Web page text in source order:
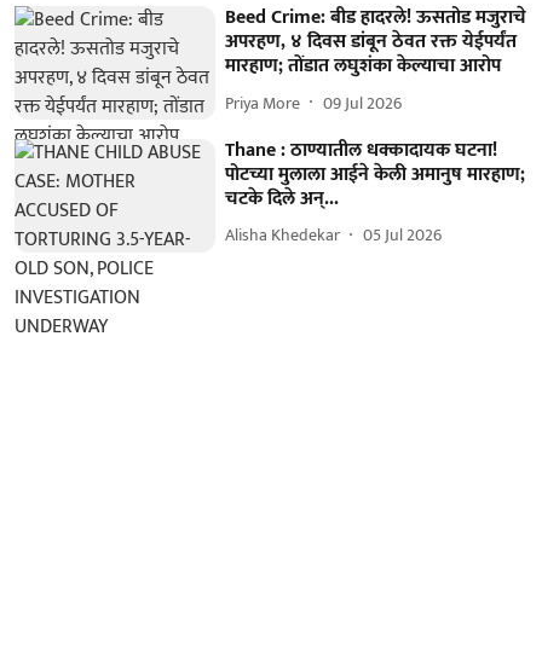
Beed Crime: बीड हादरले! ऊसतोड मजुराचे
अपरहण, ४ दिवस डांबून ठेवत रक्त येईपर्यंत
मारहाण; तोंडात लघुशंका केल्याचा आरोप
Priya More 09 Jul 2026
Thane : ठाण्यातील धक्कादायक घटना!
पोटच्या मुलाला आईने केली अमानुष मारहाण;
चटके दिले अन्...
Alisha Khedekar 05 Jul 2026